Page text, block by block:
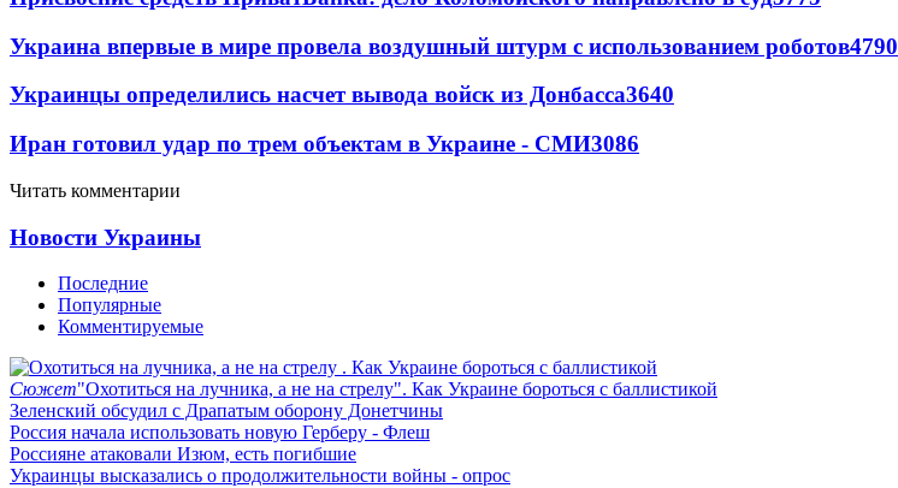
Украина впервые в мире провела воздушный штурм с использованием роботов4790
Украинцы определились насчет вывода войск из Донбасса3640
Иран готовил удар по трем объектам в Украине - СМИ3086
Читать комментарии
Новости Украины
Последние
Популярные
Комментируемые
Сюжет"Охотиться на лучника, а не на стрелу". Как Украине бороться с баллистикой
Зеленский обсудил с Драпатым оборону Донетчины
Россия начала использовать новую Герберу - Флеш
Россияне атаковали Изюм, есть погибшие
Украинцы высказались о продолжительности войны - опрос